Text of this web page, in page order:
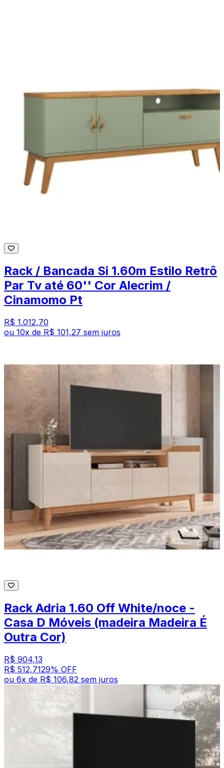
Rack / Bancada Si 1.60m Estilo Retrô
Par Tv até 60'' Cor Alecrim /
Cinamomo Pt
R$ 1.012,70
ou 10x de R$ 101,27 sem juros
Rack Adria 1.60 Off White/noce -
Casa D Móveis (madeira Madeira É
Outra Cor)
R$ 904,13
R$ 512,7129% OFF
ou 6x de R$ 106,82 sem juros